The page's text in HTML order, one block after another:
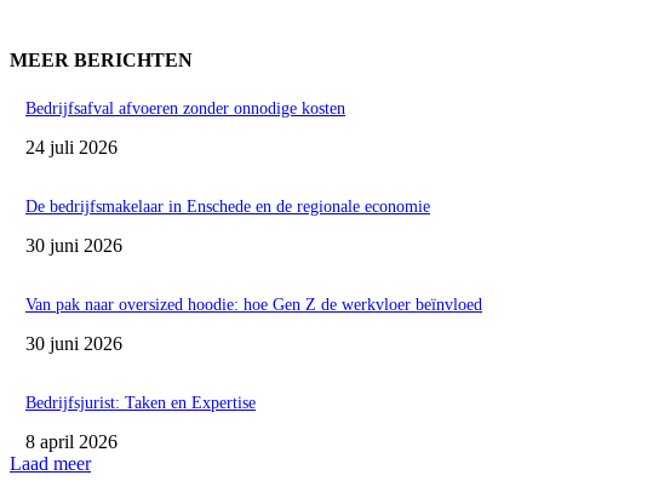
MEER BERICHTEN
Bedrijfsafval afvoeren zonder onnodige kosten
24 juli 2026
De bedrijfsmakelaar in Enschede en de regionale economie
30 juni 2026
Van pak naar oversized hoodie: hoe Gen Z de werkvloer beïnvloed
30 juni 2026
Bedrijfsjurist: Taken en Expertise
8 april 2026
Laad meer